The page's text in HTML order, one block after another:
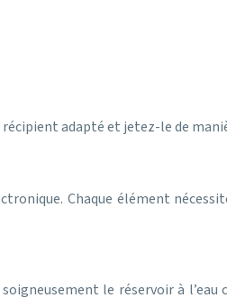
adapté et jetez-le de
Chaque élément
le réservoir à